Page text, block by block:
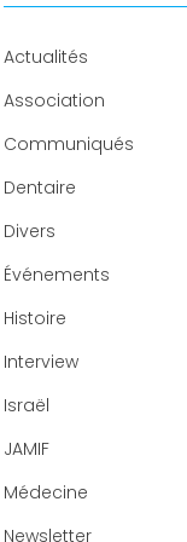
Actualités
Association
Communiqués
Dentaire
Divers
Événements
Histoire
Interview
Israël
JAMIF
Médecine
Newsletter